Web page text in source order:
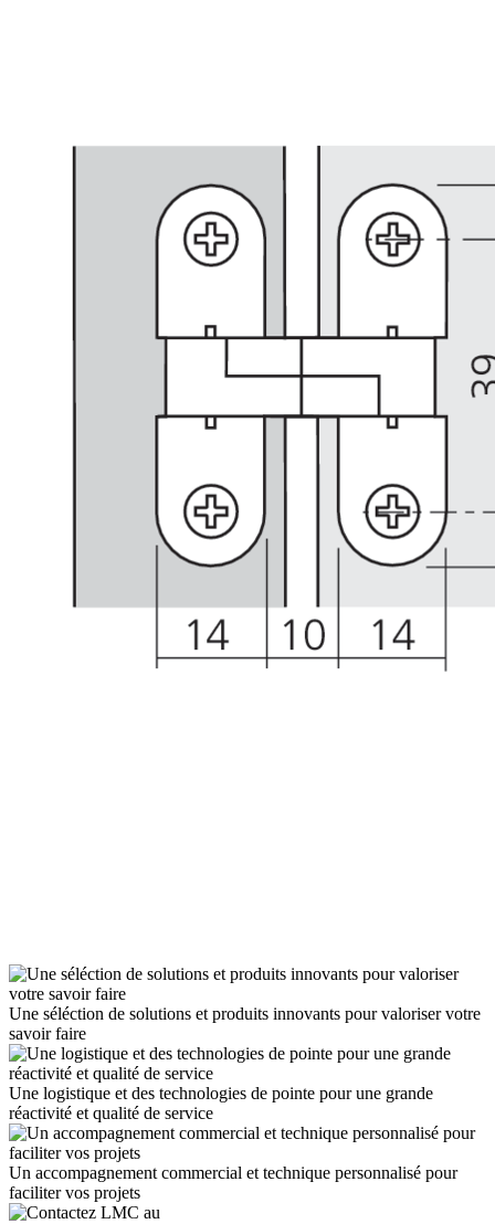
Une séléction de solutions et produits innovants pour valoriser votre
savoir faire
Une logistique et des technologies de pointe pour une grande
réactivité et qualité de service
Un accompagnement commercial et technique personnalisé pour
faciliter vos projets